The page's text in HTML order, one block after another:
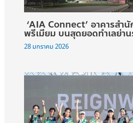
‘AIA Connect’ อาคารสำนั
พรีเมียม บนสุดยอดทำเลย่า
28 มกราคม 2026